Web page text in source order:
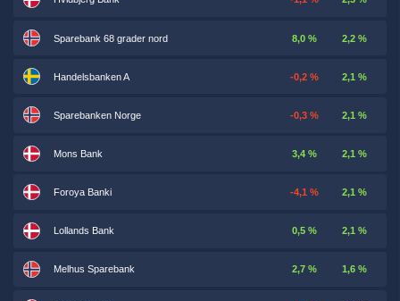
Sparebank 68 grader nord 8,0 % 2,2 %
Handelsbanken A -0,2 % 2,1 %
Sparebanken Norge -0,3 % 2,1 %
Mons Bank 3,4 % 2,1 %
Foroya Banki -4,1 % 2,1 %
Lollands Bank 0,5 % 2,1 %
Melhus Sparebank 2,7 % 1,6 %